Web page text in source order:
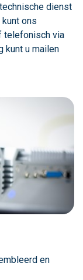
dienst
ons
telefonisch via
kunt u mailen
en